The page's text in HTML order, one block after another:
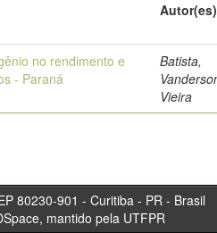
Autor(es)
no rendimento e
- Paraná
Batista,
Vieira
80230-901 - Curitiba -
mantido pela UTFPR